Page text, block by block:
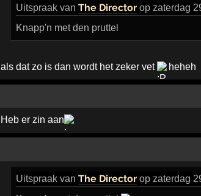
Uitspraakvan The Directorop zaterdag
Knapp'n met den pruttel
als dat zo is dan wordt het zeker vet heheh
Heb er zin aan
Uitspraakvan The Directorop zaterdag